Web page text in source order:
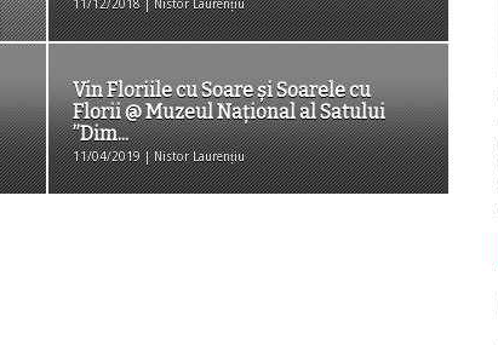
11/12/2018 | Nistor Laurențiu
Vin Floriile cu Soare și Soarele cu
Florii @ Muzeul Național al Satului
”Dim...
11/04/2019 | Nistor Laurențiu